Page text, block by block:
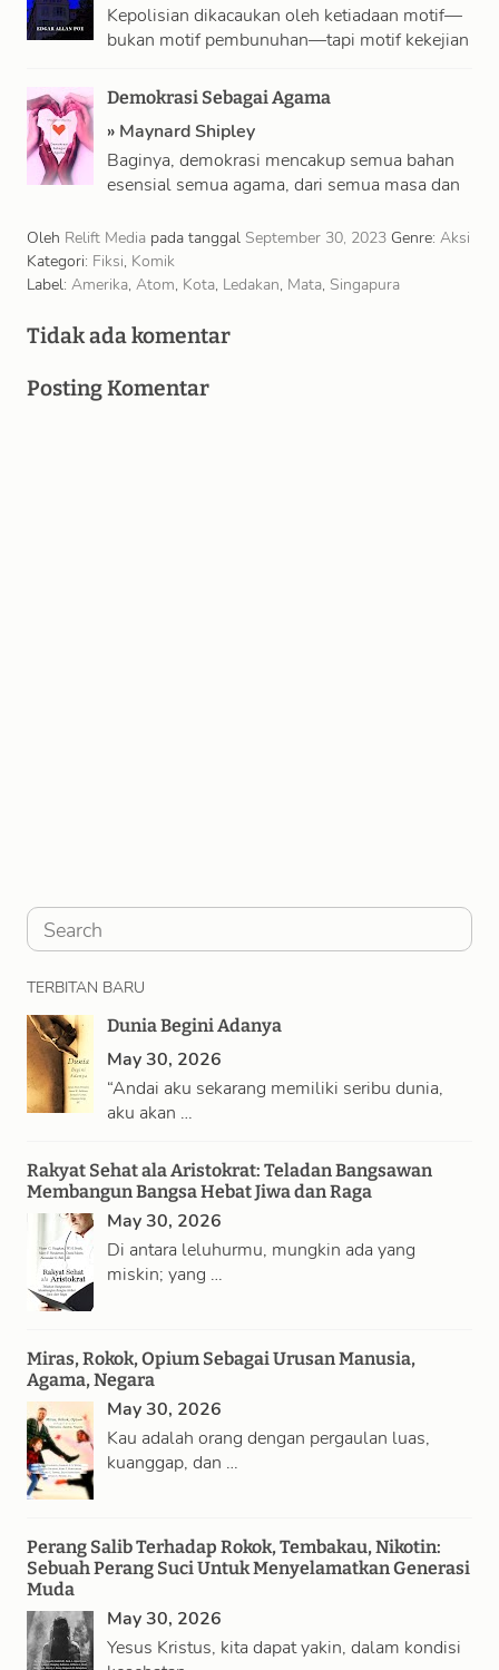
Kepolisian dikacaukan oleh ketiadaan motif—
bukan motif pembunuhan—tapi motif kekejian
kemustahilan menyelaraskan suara-suara
cekcok dengan fakta …
Demokrasi Sebagai Agama
» Maynard Shipley
Baginya, demokrasi mencakup semua bahan
esensial semua agama, dari semua masa dan
yang harus …
Oleh Relift Media pada tanggal September 30, 2023 Genre: Aksi
Kategori: Fiksi, Komik
Label: Amerika, Atom, Kota, Ledakan, Mata, Singapura
Tidak ada komentar
Posting Komentar
S
a
r
c
h
TERBITAN BARU
Dunia Begini Adanya
May 30, 2026
“Andai aku sekarang memiliki seribu dunia,
aku akan …
Rakyat Sehat ala Aristokrat: Teladan Bangsawan
Membangun Bangsa Hebat Jiwa dan Raga
May 30, 2026
Di antara leluhurmu, mungkin ada yang
miskin; yang …
Miras, Rokok, Opium Sebagai Urusan Manusia,
Agama, Negara
May 30, 2026
Kau adalah orang dengan pergaulan luas,
kuanggap, dan …
Perang Salib Terhadap Rokok, Tembakau, Nikotin:
Sebuah Perang Suci Untuk Menyelamatkan Generasi
Muda
May 30, 2026
Yesus Kristus, kita dapat yakin, dalam kondisi